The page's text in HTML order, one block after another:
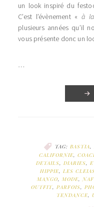
un look inspiré du
C’est l’évènement «à
plusieurs années qu’il
vous présente donc un
…
TAG: BASTIA
CALIFORNIE
DETAILS
DIARIES
HIPPIE, LES
MANGO
MODE
OUTFIT, PARFOIS
TENDANCE,